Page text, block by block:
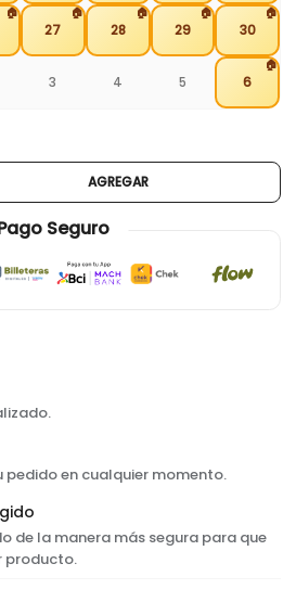
🏠
27
🏠
28
🏠
29
🏠
30
🏠
3 4 5 6
🏠
AGREGAR
Seguro
pedido en cualquier momento.
de la manera más segura para que
producto.